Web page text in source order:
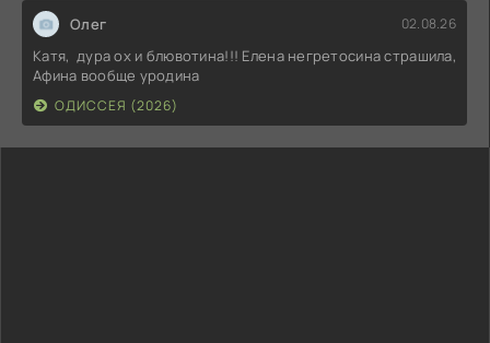
Олег 02.08.26
Катя, дура ох и блювотина!!! Елена негретосина страшила,
Афина вообще уродина
ОДИССЕЯ (2026)